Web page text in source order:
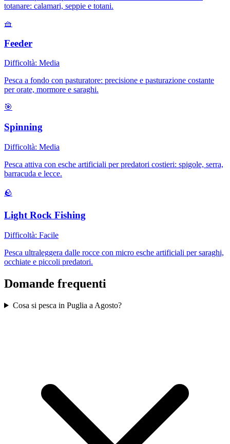
totanare: calamari, seppie e totani.
🧺
Feeder
Difficoltà: Media
Pesca a fondo con pasturatore: precisione e pasturazione costante
per orate, mormore e saraghi.
🎯
Spinning
Difficoltà: Media
Pesca attiva con esche artificiali per predatori costieri: spigole, serra,
barracuda e lecce.
🪨
Light Rock Fishing
Difficoltà: Facile
Pesca ultraleggera dalle rocce con micro esche artificiali per saraghi,
occhiate e piccoli predatori.
Domande frequenti
Cosa si pesca in Puglia a Agosto?